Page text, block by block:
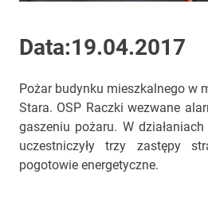
Data:19.04.2017
Pożar budynku mieszkalnego w
Stara. OSP Raczki wezwane
gaszeniu pożaru. W
uczestniczyły trzy zastępy
pogotowie energetyczne.